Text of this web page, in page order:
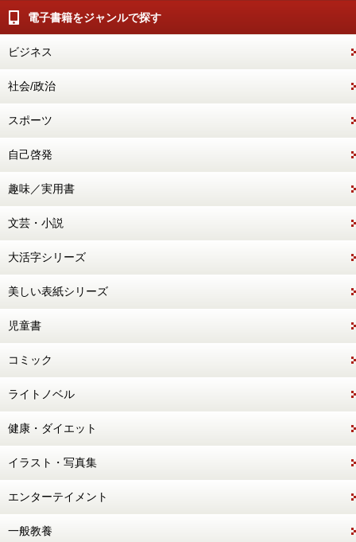
電子書籍をジャンルで探す
ビジネス
社会/政治
スポーツ
自己啓発
趣味／実用書
文芸・小説
大活字シリーズ
美しい表紙シリーズ
児童書
コミック
ライトノベル
健康・ダイエット
イラスト・写真集
エンターテイメント
一般教養